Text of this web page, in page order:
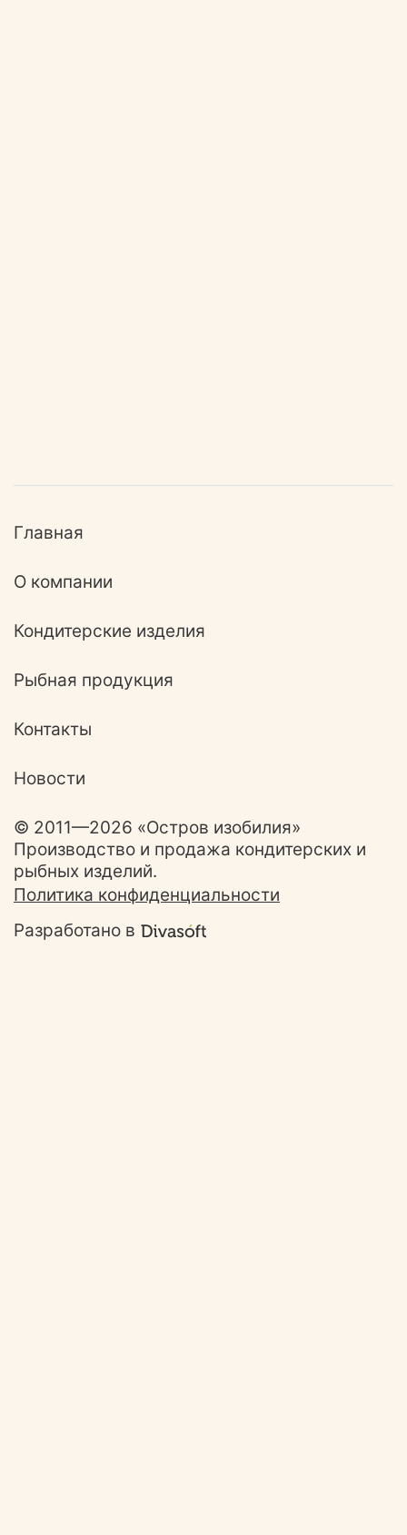
© 2011—2026 «Остров изобилия»
Производство и продажа кондитерских и
рыбных изделий.
Политика конфиденциальности
Разработано в
Главная
О компании
Кондитерские изделия
Рыбная продукция
Контакты
Новости